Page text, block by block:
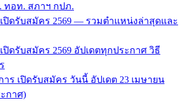
ทอท. สภาฯ กปภ.
ปิดรับสมัคร 2569 — รวมตำแหน่งล่าสุดและ
ปิดรับสมัคร 2569 อัปเดตทุกประกาศ วิธี
ร เปิดรับสมัคร วันนี้ อัปเดต 23 เมษายน
กาศ)